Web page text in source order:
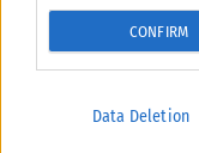
CONFIRM
Data Deletion